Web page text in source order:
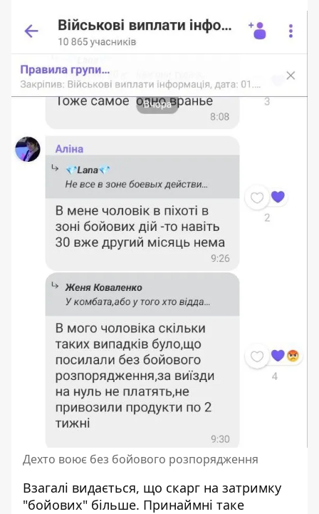
Дехто воює без бойового розпорядження
Взагалі видається, що скарг на затримку
"бойових" більше. Принаймні таке